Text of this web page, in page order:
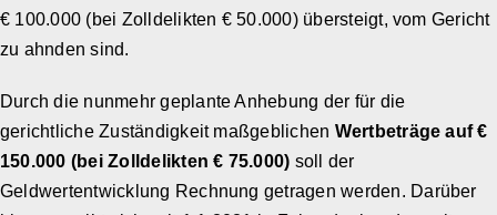
€ 100.000 (bei Zolldelikten € 50.000) übersteigt, vom Gericht
zu ahnden sind.
Durch die nunmehr geplante Anhebung der für die
gerichtliche Zuständigkeit maßgeblichen Wertbeträge auf €
150.000 (bei Zolldelikten € 75.000) soll der
Geldwertentwicklung Rechnung getragen werden. Darüber